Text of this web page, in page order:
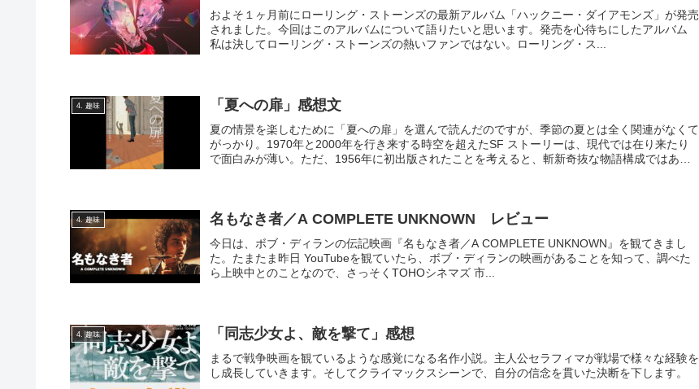
およそ１ヶ月前にローリング・ストーンズの最新アルバム「ハックニー・ダイアモンズ」が発売
されました。今回はこのアルバムについて語りたいと思います。発売を心待ちにしたアルバム
私は決してローリング・ストーンズの熱いファンではない。ローリング・ス...
4. 趣味 「夏への扉」感想文
夏の情景を楽しむために「夏への扉」を選んで読んだのですが、季節の夏とは全く関連がなくて
がっかり。1970年と2000年を行き来する時空を超えたSF ストーリーは、現代では在り来たり
で面白みが薄い。ただ、1956年に初出版されたことを考えると、斬新奇抜な物語構成ではあ
4. 趣味 名もなき者／A COMPLETE UNKNOWN レビュー
今日は、ボブ・ディランの伝記映画『名もなき者／A COMPLETE UNKNOWN』を観てきまし
た。たまたま昨日 YouTubeを観ていたら、ボブ・ディランの映画があることを知って、調べた
ら上映中とのことなので、さっそくTOHOシネマズ 市...
4. 趣味 「同志少女よ、敵を撃て」感想
まるで戦争映画を観ているような感覚になる名作小説。主人公セラフィマが戦場で様々な経験を
し成長していきます。そしてクライマックスシーンで、自分の信念を貫いた決断を下します。